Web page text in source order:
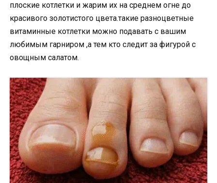
плоские котлетки и жарим их на среднем огне до
красивого золотистого цвета.такие разноцветные
витаминные котлетки можно подавать с вашим
любимым гарниром ,а тем кто следит за фигурой с
овощным салатом.